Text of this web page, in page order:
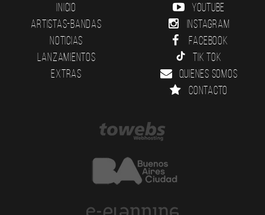
Inicio
Artistas-Bandas
Noticias
Lanzamientos
Extras
YouTube
Instagram
Facebook
Tik Tok
Quienes somos
Contacto